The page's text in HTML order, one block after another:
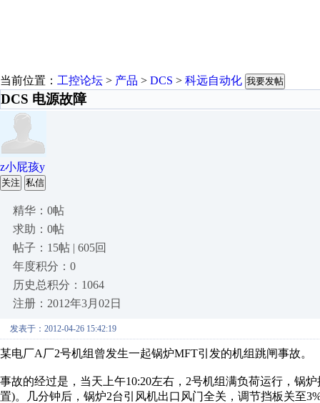
当前位置： 工控论坛 > 产品 > DCS > 科远自动化 我要发帖
DCS 电源故障
z小屁孩y
关注 私信
精华：0帖
求助：0帖
帖子：15帖 | 605回
年度积分：0
历史总积分：1064
注册：2012年3月02日
发表于：2012-04-26 15:42:19
某电厂A厂2号机组曾发生一起锅炉MFT引发的机组跳闸事故。
事故的经过是，当天上午10:20左右，2号机组满负荷运行，锅
置)。几分钟后，锅炉2台引风机出口风门全关，调节挡板关至